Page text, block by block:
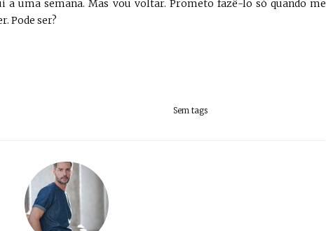
a uma semana. Mas vou voltar. Prometo fazê-lo só quando me
Pode ser?
Sem tags